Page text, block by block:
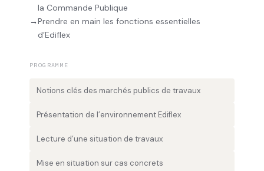
la Commande Publique
→Prendre en main les fonctions essentielles
d’Ediflex
PROGRAMME
Notions clés des marchés publics de travaux
Présentation de l’environnement Ediflex
Lecture d’une situation de travaux
Mise en situation sur cas concrets